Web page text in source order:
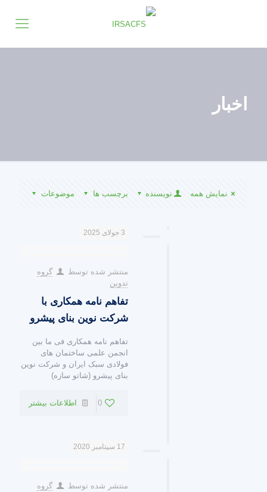
اخبار
موضوعات برچسب ها نویسنده نمایش همه
3 جولای 2025
منتشر شده توسط
گروه
تدوین
تفاهم نامه همکاری با
شرکت نوین بنای پیشرو
تفاهم نامه همکاری فی ما بین
انجمن علمی ساختمان های
فولادی سبک ایران و شرکت نوین
بنای پیشرو (شاتو سازه)
0 اطلاعات بیشتر
17 سپتامبر 2020
منتشر شده توسط
گروه